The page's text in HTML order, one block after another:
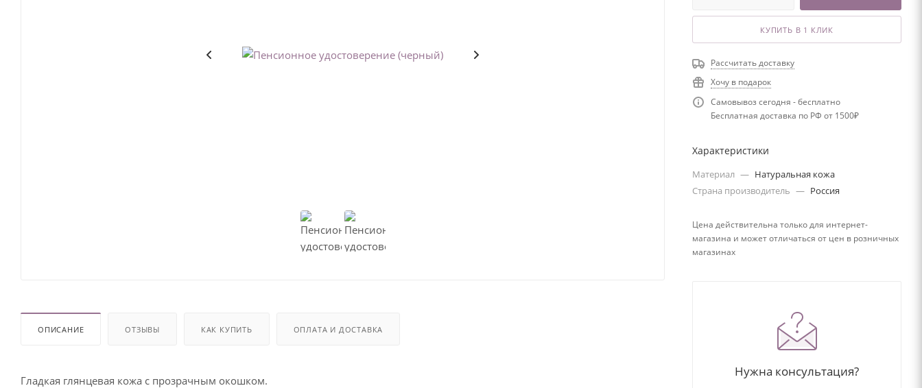
ОПИСАНИЕ ОТЗЫВЫ КАК КУПИТЬ ОПЛАТА И ДОСТАВКА
Гладкая глянцевая кожа с прозрачным окошком.
КУПИТЬ В 1 КЛИК
Рассчитать доставку
Хочу в подарок
Самовывоз сегодня - бесплатно
Бесплатная доставка по РФ от 1500₽
Характеристики
Материал — Натуральная кожа
Страна производитель — Россия
Цена действительна только для интернет-
магазина и может отличаться от цен в розничных
магазинах
Нужна консультация?